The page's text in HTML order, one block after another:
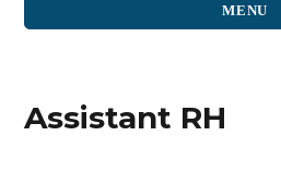
MENU
Assistant RH